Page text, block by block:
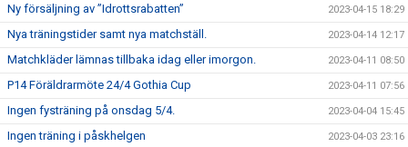
Ny försäljning av ”Idrottsrabatten” 2023-04-15 18:29
Nya träningstider samt nya matchställ. 2023-04-14 12:17
Matchkläder lämnas tillbaka idag eller imorgon. 2023-04-11 08:50
P14 Föräldrarmöte 24/4 Gothia Cup 2023-04-11 07:56
Ingen fysträning på onsdag 5/4. 2023-04-04 15:45
Ingen träning i påskhelgen 2023-04-03 23:16